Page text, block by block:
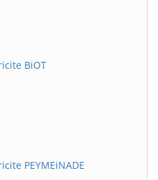
BiOT
PEYMEiNADE